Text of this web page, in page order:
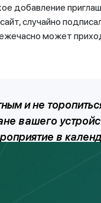
добавление
случайно
может
и не
вашего
в
Для этого нужно